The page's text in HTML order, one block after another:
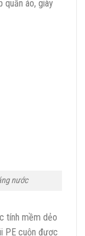
quần áo, giày
nước
tính mềm dẻo
PE cuộn được